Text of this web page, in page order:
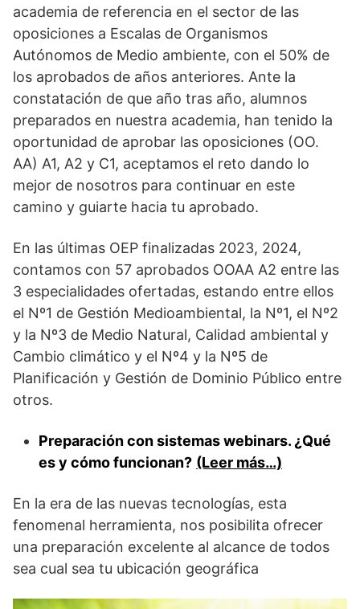
academia de referencia en el sector de las
oposiciones a Escalas de Organismos
Autónomos de Medio ambiente, con el 50% de
los aprobados de años anteriores. Ante la
constatación de que año tras año, alumnos
preparados en nuestra academia, han tenido la
oportunidad de aprobar las oposiciones (OO.
AA) A1, A2 y C1, aceptamos el reto dando lo
mejor de nosotros para continuar en este
camino y guiarte hacia tu aprobado.
En las últimas OEP finalizadas 2023, 2024,
contamos con 57 aprobados OOAA A2 entre las
3 especialidades ofertadas, estando entre ellos
el Nº1 de Gestión Medioambiental, la Nº1, el Nº2
y la Nº3 de Medio Natural, Calidad ambiental y
Cambio climático y el Nº4 y la Nº5 de
Planificación y Gestión de Dominio Público entre
otros.
Preparación con sistemas webinars. ¿Qué
es y cómo funcionan? (Leer más…)
En la era de las nuevas tecnologías, esta
fenomenal herramienta, nos posibilita ofrecer
una preparación excelente al alcance de todos
sea cual sea tu ubicación geográfica